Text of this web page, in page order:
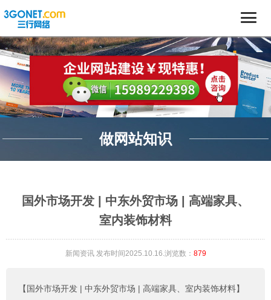
做网站知识
国外市场开发 | 中东外贸市场 | 高端家具、
室内装饰材料
新闻资讯发布时间2025.10.16.浏览数： 879
【国外市场开发 | 中东外贸市场 | 高端家具、室内装饰材料】